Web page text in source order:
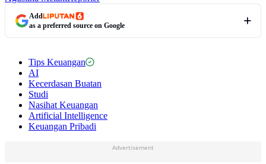
Add
as a preferred source on Google
Tips Keuangan
AI
Kecerdasan Buatan
Studi
Nasihat Keuangan
Artificial Intelligence
Keuangan Pribadi
Advertisement